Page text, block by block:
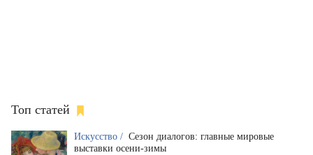
Топ статей
Искусство / Сезон диалогов: главные мировые
выставки осени-зимы